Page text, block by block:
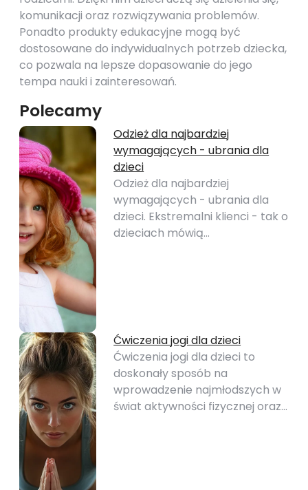
komunikacji oraz rozwiązywania problemów.
Ponadto produkty edukacyjne mogą być
dostosowane do indywidualnych potrzeb dziecka,
co pozwala na lepsze dopasowanie do jego
tempa nauki i zainteresowań.
Polecamy
Odzież dla najbardziej
wymagających - ubrania dla
dzieci
Odzież dla najbardziej
wymagających - ubrania dla
dzieci. Ekstremalni klienci - tak o
dzieciach mówią…
Ćwiczenia jogi dla dzieci
Ćwiczenia jogi dla dzieci to
doskonały sposób na
wprowadzenie najmłodszych w
świat aktywności fizycznej oraz…